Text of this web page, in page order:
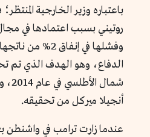
باعتباره وزير الخارجية
روتيني بسبب اعتمادها في
وفشلها في إنفاق
الدفاع، وهو الهدف الذي تم
أنجيلا ميركل من تحقيقه.
عندما زارت ترامب في